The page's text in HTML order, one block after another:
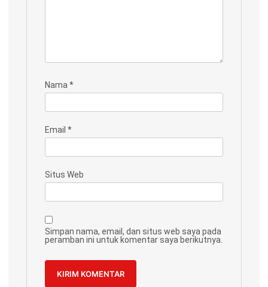
Nama *
Email *
Situs Web
Simpan nama, email, dan situs web saya pada
peramban ini untuk komentar saya berikutnya.